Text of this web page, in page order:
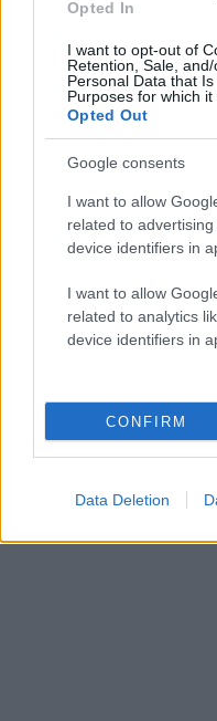
Opted In
I want to opt-out of
Retention, Sale,
Personal Data that
Purposes for which it
Opted Out
Google consents
I want to allow
related to
device identifiers in
I want to allow
related to analytics
device identifiers in
CONFIRM
Data Deletion